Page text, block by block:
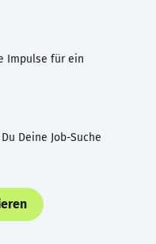
Impulse für ein
Deine Job-Suche